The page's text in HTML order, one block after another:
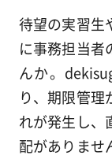
待望の実習生
に事務担当者
んか。
り、期限管理
れが発生し、
配がありませ